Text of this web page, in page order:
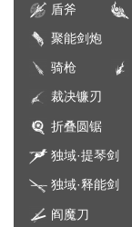
盾斧
聚能剑炮
骑枪
裁决镰刃
折叠圆锯
独域·提琴剑
独域·释能剑
阎魔刀